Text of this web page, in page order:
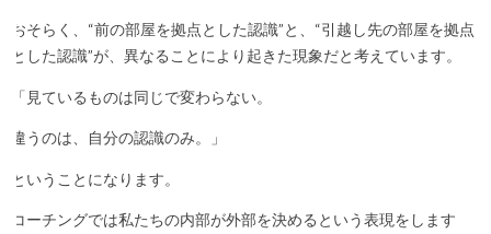
おそらく、“前の部屋を拠点とした認識”と、“引越し先の部屋を拠点
とした認識”が、異なることにより起きた現象だと考えています。
「見ているものは同じで変わらない。
違うのは、自分の認識のみ。」
ということになります。
コーチングでは私たちの内部が外部を決めるという表現をします